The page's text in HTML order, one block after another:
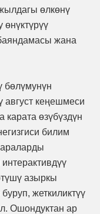
өлкөнү
жана
бөлүмунүн
кеңешмеси
өзүбүздүн
билим
азыркы
жеткиликтүү
Ошондуктан ар